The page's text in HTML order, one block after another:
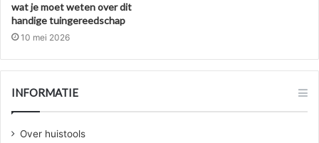
wat je moet weten over dit
handige tuingereedschap
10 mei 2026
INFORMATIE
Over huistools